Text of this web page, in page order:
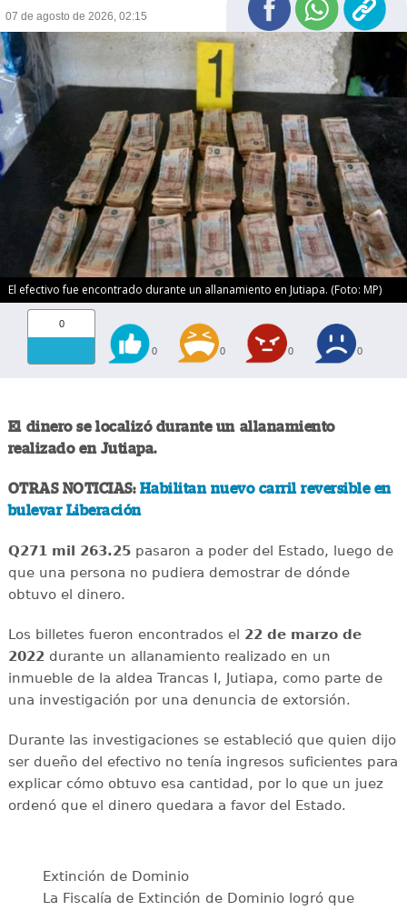
07 de agosto de 2026, 02:15
El efectivo fue encontrado durante un allanamiento en Jutiapa. (Foto: MP)
0
0 0 0 0
El dinero se localizó durante un allanamiento
realizado en Jutiapa.
OTRAS NOTICIAS: Habilitan nuevo carril reversible en
bulevar Liberación
Q271 mil 263.25pasaron a poder del Estado, luego de
que una persona no pudiera demostrar de dónde
obtuvo el dinero.
Los billetes fueron encontrados el 22 de marzo de
2022 durante un allanamiento realizado en un
inmueble de la aldea Trancas I, Jutiapa, como parte de
una investigación por una denuncia de extorsión.
Durante las investigaciones se estableció que quien dijo
ser dueño del efectivo no tenía ingresos suficientes para
explicar cómo obtuvo esa cantidad, por lo que un juez
ordenó que el dinero quedara a favor del Estado.
Extinción de Dominio
La Fiscalía de Extinción de Dominio logró que